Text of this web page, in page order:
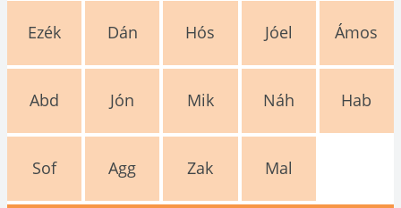
Ezék Dán Hós Jóel Ámos
Abd Jón Mik Náh Hab
Sof Agg Zak Mal